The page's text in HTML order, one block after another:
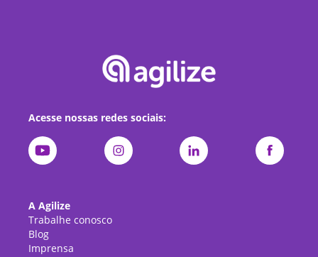
Acesse nossas redes sociais:
A Agilize
Trabalhe conosco
Blog
Imprensa